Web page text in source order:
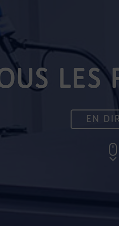
LES
EN